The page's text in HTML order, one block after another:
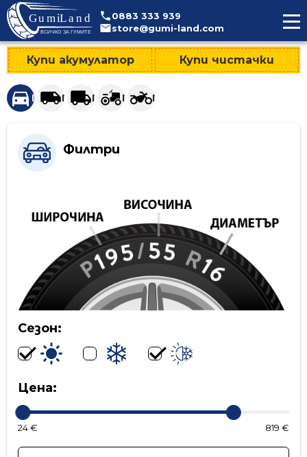
0883 333 939
store@gumi-land.com
Купи акумулатор Купи чистачки
Гуми за леки автомобили и джипове
Гуми за лекотоварни автомобили
Гуми за тежкотоварни автомобили
Гуми за селскостопанска
Гуми за мотоциклети
Филтри
Сезон:
Цена:
24 € 819 €